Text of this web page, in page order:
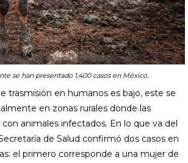
se han presentado 1,400 casos en México.
trasmisión en humanos es bajo, este se
en zonas rurales donde las
animales infectados. En lo que va del
de Salud confirmó dos casos en
el primero corresponde a una mujer de